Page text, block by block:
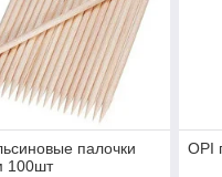
палочки
100шт
OPI